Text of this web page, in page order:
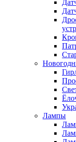
Лампы